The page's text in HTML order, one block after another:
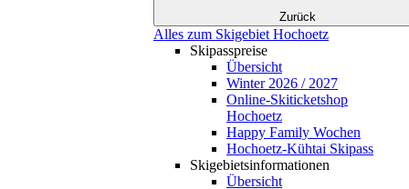
Zurück
Alles zum Skigebiet Hochoetz
Skipasspreise
Übersicht
Winter 2026 / 2027
Online-Skiticketshop
Hochoetz
Happy Family Wochen
Hochoetz-Kühtai Skipass
Skigebietsinformationen
Übersicht